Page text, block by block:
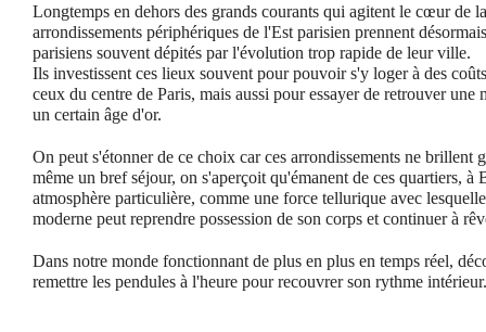
Longtemps en dehors des grands courants qui agitent le cœur de
arrondissements périphériques de l'Est parisien prennent
parisiens souvent dépités par l'évolution trop rapide de leur ville.
Ils investissent ces lieux souvent pour pouvoir s'y loger à des
ceux du centre de Paris, mais aussi pour essayer de retrouver
un certain âge d'or.
On peut s'étonner de ce choix car ces arrondissements ne brillent
même un bref séjour, on s'aperçoit qu'émanent de ces quartiers,
atmosphère particulière, comme une force tellurique avec
moderne peut reprendre possession de son corps et continuer à
Dans notre monde fonctionnant de plus en plus en temps réel,
remettre les pendules à l'heure pour recouvrer son rythme intérieur.